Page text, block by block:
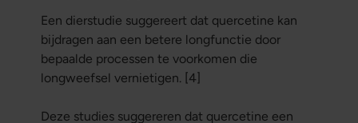
Een dierstudie suggereert dat quercetine kan
bijdragen aan een betere longfunctie door
bepaalde processen te voorkomen die
longweefsel vernietigen. [4]
Deze studies suggereren dat quercetine een